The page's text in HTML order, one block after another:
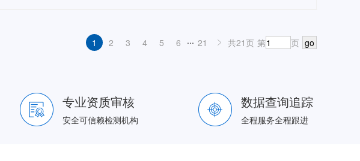
1 2 3 4 5 6 ... 21 共21页 第 页 go
专业资质审核
安全可信赖检测机构
数据查询追踪
全程服务全程跟进